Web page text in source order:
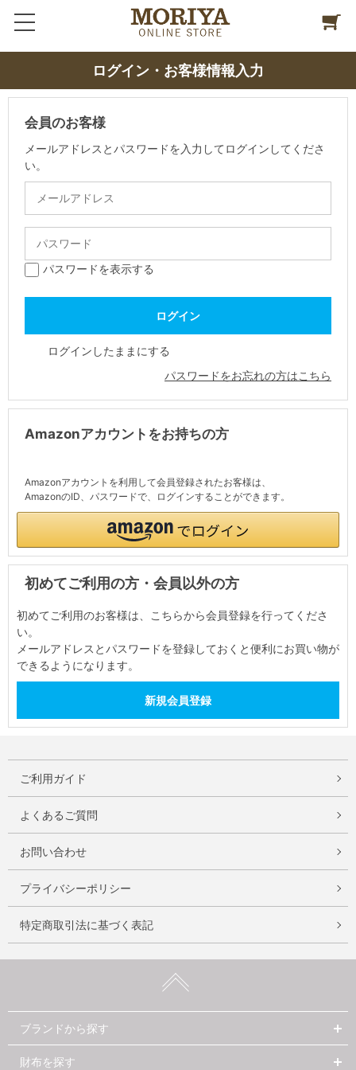
ログイン・お客様情報入力
会員のお客様
メールアドレスとパスワードを入力してログインしてくださ
い。
パスワードを表示する
ログインしたままにする
パスワードをお忘れの方はこちら
Amazonアカウントをお持ちの方
Amazonアカウントを利用して会員登録されたお客様は、
AmazonのID、パスワードで、ログインすることができます。
初めてご利用の方・会員以外の方
初めてご利用のお客様は、こちらから会員登録を行ってくださ
い。
メールアドレスとパスワードを登録しておくと便利にお買い物が
できるようになります。
ご利用ガイド
よくあるご質問
お問い合わせ
プライバシーポリシー
特定商取引法に基づく表記
ブランドから探す
財布を探す